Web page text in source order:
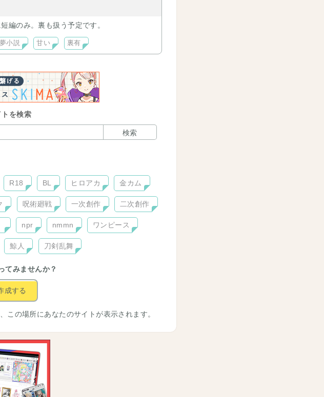
編のみ。裏も扱う予定です。
夢小説 甘い 裏有
を検索
検索
R18 BL ヒロアカ 金カム
呪術廻戦 一次創作 二次創作
npr nmmn ワンピース
鯨人 刀剣乱舞
てみませんか？
成する
この場所にあなたのサイトが表示されます。